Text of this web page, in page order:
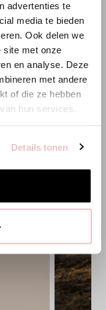
advertenties te
media te bieden
Ook delen we
site met onze
en analyse. Deze
met andere
of die ze hebben
hun services.
Details tonen
XXL 3XL
Land aus